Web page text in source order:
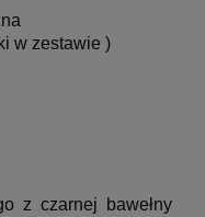
w zestawie )
z czarnej bawełny